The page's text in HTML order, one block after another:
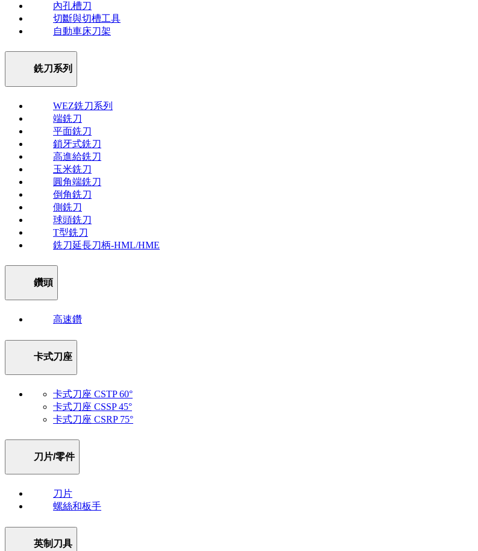
內孔槽刀
切斷與切槽工具
自動車床刀架
銑刀系列
WEZ銑刀系列
端銑刀
平面銑刀
鎖牙式銑刀
高進給銑刀
玉米銑刀
圓角端銑刀
倒角銑刀
側銑刀
球頭銑刀
T型銑刀
銑刀延長刀柄-HML/HME
鑽頭
高速鑽
卡式刀座
卡式刀座 CSTP 60°
卡式刀座 CSSP 45°
卡式刀座 CSRP 75°
刀片/零件
刀片
螺絲和板手
英制刀具